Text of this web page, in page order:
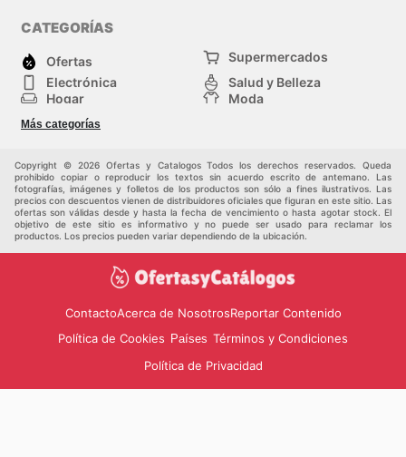
CATEGORÍAS
Ofertas
Supermercados
Electrónica
Salud y Belleza
Hogar
Moda
Herramientas y jardinería
Infancia
Más categorías
Copyright © 2026 Ofertas y Catalogos Todos los derechos reservados. Queda
prohibido copiar o reproducir los textos sin acuerdo escrito de antemano. Las
fotografías, imágenes y folletos de los productos son sólo a fines ilustrativos. Las
precios con descuentos vienen de distribuidores oficiales que figuran en este sitio. Las
ofertas son válidas desde y hasta la fecha de vencimiento o hasta agotar stock. El
objetivo de este sitio es informativo y no puede ser usado para reclamar los
productos. Los precios pueden variar dependiendo de la ubicación.
ContactoAcerca de NosotrosReportar Contenido
Política de Cookies Países Términos y Condiciones
Política de Privacidad